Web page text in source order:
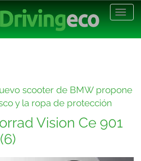
scooter de BMW propone
y la ropa de protección
Vision Ce 901